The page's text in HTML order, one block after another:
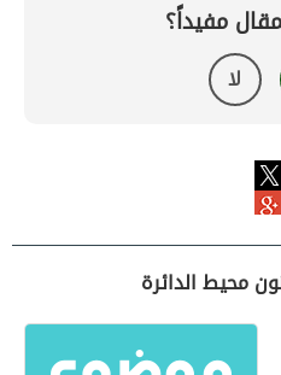
مفيداً؟
لا
محيط الدائرة